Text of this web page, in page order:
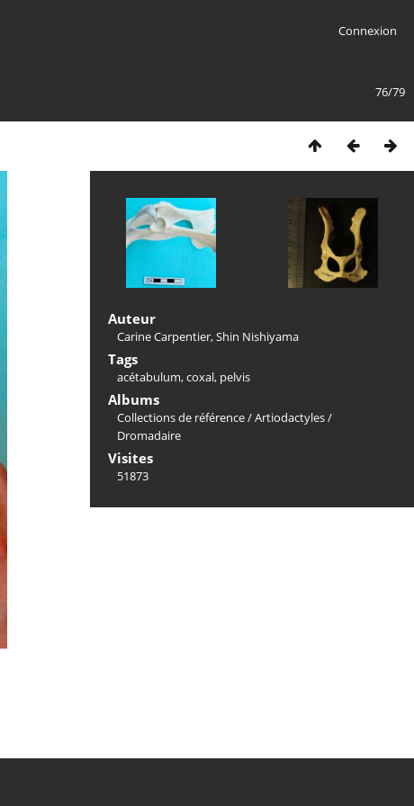
Connexion
76/79
Auteur
Carine Carpentier, Shin Nishiyama
Tags
acétabulum,coxal, pelvis
Albums
Collections de référence/Artiodactyles/
Dromadaire
Visites
51873